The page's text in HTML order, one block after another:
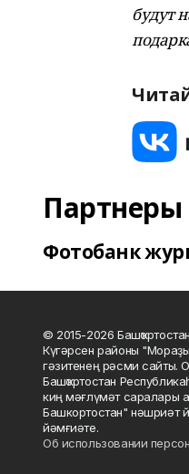
будут
Партнеры
Фотобанк
© 2015-2026
Күгәрсен районы
гәзитенең рәсми сайты.
Башҡортостан
киң мәғлүмәт саралары
Башкортостан" нәшриәт
йәмғиәте.
Об использовании